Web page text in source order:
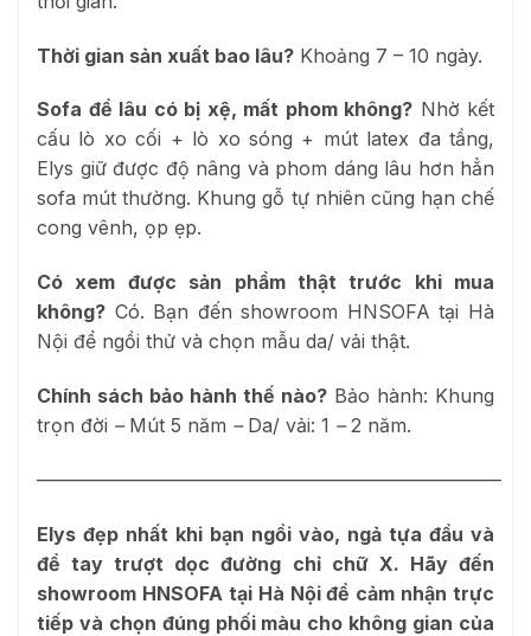
Thời gian sản xuất bao lâu? Khoảng 7 – 10 ngày.
Sofa để lâu có bị xệ, mất phom không? Nhờ kết
cấu lò xo cối + lò xo sóng + mút latex đa tầng,
Elys giữ được độ nâng và phom dáng lâu hơn hẳn
sofa mút thường. Khung gỗ tự nhiên cũng hạn chế
cong vênh, ọp ẹp.
Có xem được sản phẩm thật trước khi mua
không? Có. Bạn đến showroom HNSOFA tại Hà
Nội để ngồi thử và chọn mẫu da/ vải thật.
Chính sách bảo hành thế nào? Bảo hành: Khung
trọn đời –Mút 5 năm –Da/ vải: 1 –2 năm.
————————————————————————–
Elys đẹp nhất khi bạn ngồi vào, ngả tựa đầu và
để tay trượt dọc đường chỉ chữ X. Hãy đến
showroom HNSOFA tại Hà Nội để cảm nhận trực
tiếp và chọn đúng phối màu cho không gian của